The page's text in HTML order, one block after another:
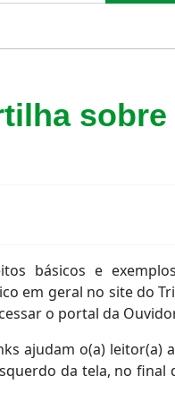
básicos e
em geral no site do
o portal da
ajudam o(a)
da tela, no final